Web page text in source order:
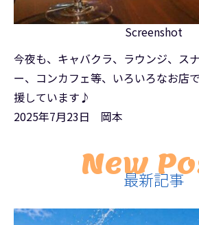
Screenshot
今夜も、キャバクラ、ラウンジ、ス
ー、コンカフェ等、いろいろなお店
援しています♪
2025年7月23日 岡本
New最新記事